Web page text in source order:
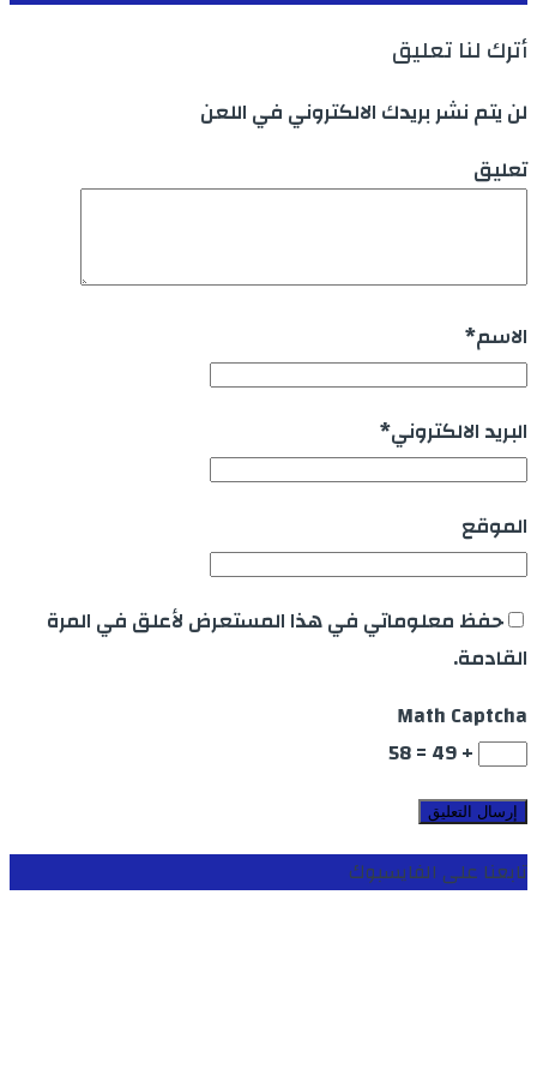
أترك لنا تعليق
لن يتم نشر بريدك الالكتروني في اللعن
تعليق
الاسم*
البريد الالكتروني*
الموقع
حفظ معلوماتي في هذا المستعرض لأعلق في المرة
القادمة.
Math Captcha
+ 49 = 58
تابعنا على الفايسبوك